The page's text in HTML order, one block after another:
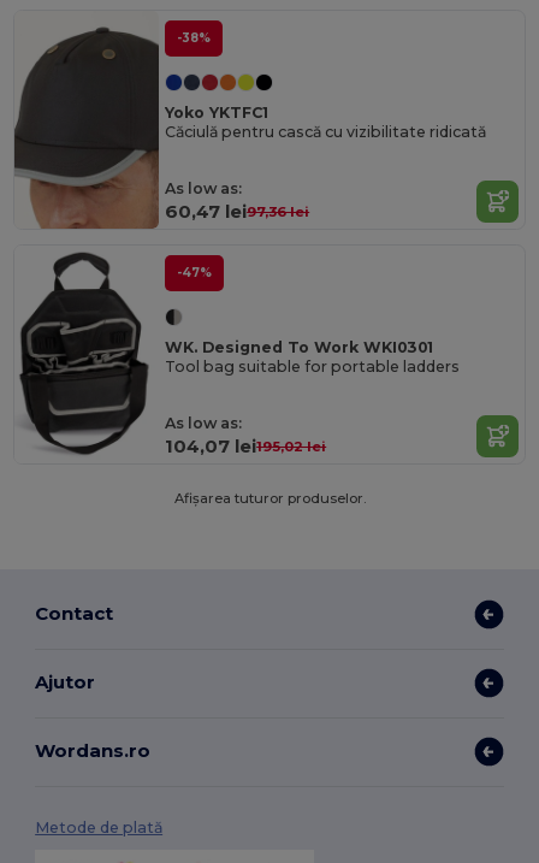
-38%
Yoko YKTFC1
Căciulă pentru cască cu vizibilitate ridicată
As low as:
60,47 lei97,36 lei
-47%
WK. Designed To Work WKI0301
Tool bag suitable for portable ladders
As low as:
104,07 lei195,02 lei
Afișarea tuturor produselor.
Contact
Ajutor
Wordans.ro
Metode de plată